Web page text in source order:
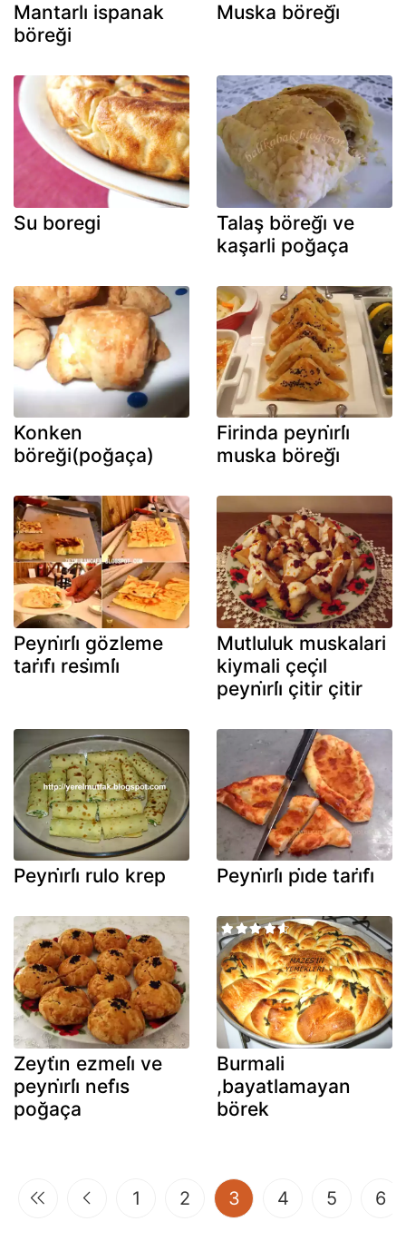
Mantarlı ispanak
böreği
Muska böreği̇
Su boregi
Talaş böreği̇ ve
kaşarli poğaça
Konken
böreği(poğaça)
Firinda peyni̇rli̇
muska böreği̇
Peyni̇rli̇ gözleme
tari̇fi̇ resi̇mli̇
Mutluluk muskalari
kiymali çeçi̇l
peyni̇rli̇ çitir çitir
Peyni̇rli̇ rulo krep Peyni̇rli̇ pi̇de tari̇fi̇
Zeyti̇n ezmeli̇ ve
peyni̇rli̇ nefi̇s
poğaça
Burmali
,bayatlamayan
börek
1 2 3(current)
4 5 6